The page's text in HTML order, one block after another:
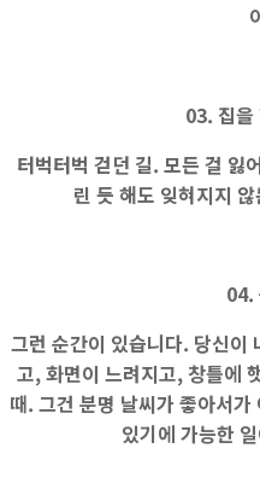
03. 집을
터벅터벅 걷던 길. 모든 걸 잃
린 듯 해도 잊혀지지
04.
그런 순간이 있습니다. 당신이
고, 화면이 느려지고, 창틀에
때. 그건 분명 날씨가 좋아서
있기에 가능한